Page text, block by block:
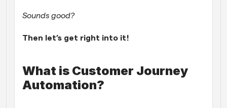
Sounds good?
Then let’s get right into it!
What is Customer Journey
Automation?